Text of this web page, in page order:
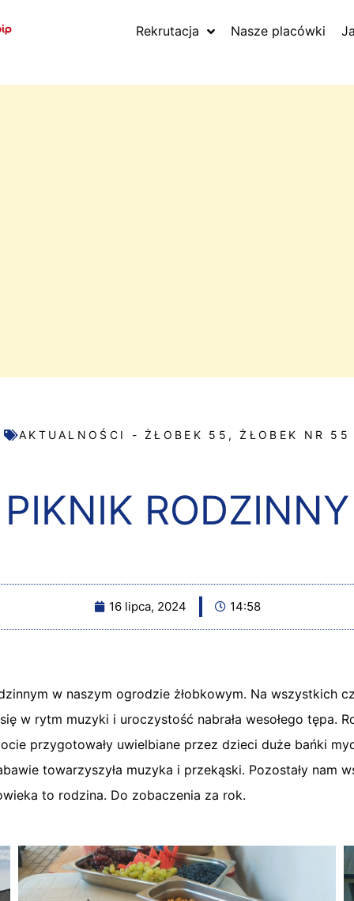
Rekrutacja Nasze placówki
AKTUALNOŚCI - ŻŁOBEK 55 ,ŻŁOBEK NR 55
PIKNIK RODZINNY
16 lipca, 2024 14:58
w naszym ogrodzie żłobkowym. Na wszystkich
w rytm muzyki i uroczystość nabrała wesołego tępa.
przygotowały uwielbiane przez dzieci duże bańki
towarzyszyła muzyka i przekąski. Pozostały nam
to rodzina. Do zobaczenia za rok.